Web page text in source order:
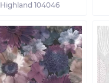
Highland 104046